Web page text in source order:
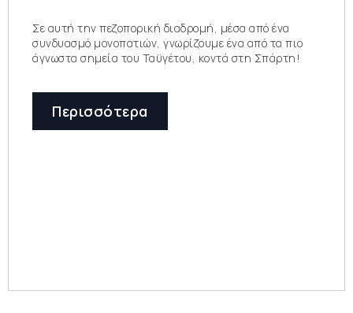
Σε αυτή την πεζοπορική διαδρομή, μέσα από ένα
συνδυασμό μονοπατιών, γνωρίζουμε ένα από τα πιο
άγνωστα σημεία του Ταϋγέτου, κοντά στη Σπάρτη!
Περισσότερα